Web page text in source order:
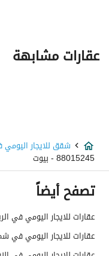
عقارات مشابهة
شقق للايجار
88015245 - بيوت
تصفح أيضاً
عقارات للايجار اليومي في
عقارات للايجار اليومي في